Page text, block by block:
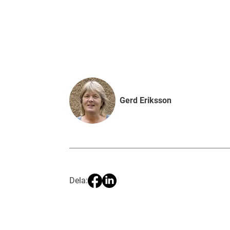
Gerd Eriksson
Dela: